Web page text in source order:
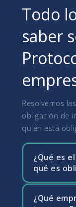
Todo
saber
Resolvemos
obligación de
quién está
¿Qué es
qué es
El
¿Qué